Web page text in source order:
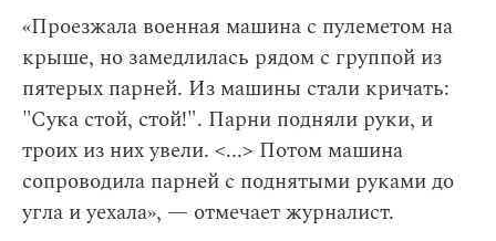
«Проезжала военная машина с пулеметом на
крыше, но замедлилась рядом с группой из
пятерых парней. Из машины стали кричать:
"Сука стой, стой!". Парни подняли руки, и
троих из них увели. <...> Потом машина
сопроводила парней с поднятыми руками до
угла и уехала», — отмечает журналист.